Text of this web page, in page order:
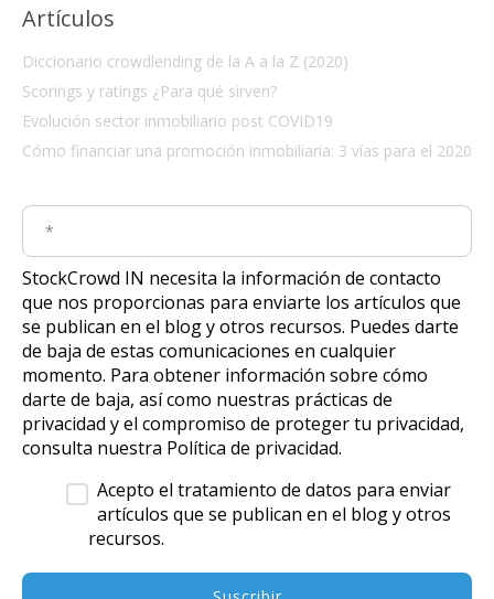
Artículos
Diccionario crowdlending de la A a la Z (2020)
Scorings y ratings ¿Para qué sirven?
Evolución sector inmobiliario post COVID19
Cómo financiar una promoción inmobiliaria: 3 vías para el 2020
StockCrowd IN necesita la información de contacto
que nos proporcionas para enviarte los artículos que
se publican en el blog y otros recursos. Puedes darte
de baja de estas comunicaciones en cualquier
momento. Para obtener información sobre cómo
darte de baja, así como nuestras prácticas de
privacidad y el compromiso de proteger tu privacidad,
consulta nuestra Política de privacidad.
Acepto el tratamiento de datos para enviar
artículos que se publican en el blog y otros
recursos.